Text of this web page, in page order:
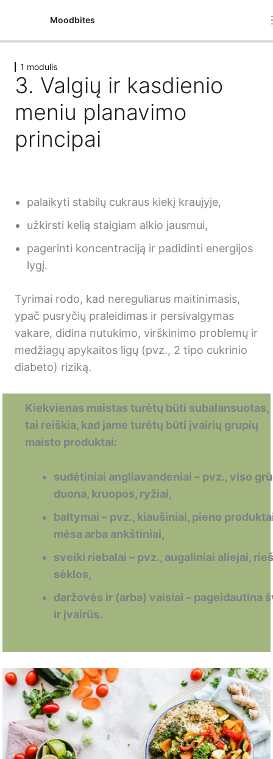
Moodbites
1 modulis
1. Racionalios mitybos principai ir mitybos poveikis žmogaus
sveikatai
2. Praktinės mitybos rekomendacijos suaugusiems
2 modulis
5 lessons
3 modulis
4 lessons
4 modulis
5 modulis
2 lessons
1 modulis
3. Valgių ir kasdienio
meniu planavimo
principai
palaikyti stabilų cukraus kiekį kraujyje,
užkirsti kelią staigiam alkio jausmui,
pagerinti koncentraciją ir padidinti energijos
lygį.
Tyrimai rodo, kad nereguliarus maitinimasis,
ypač pusryčių praleidimas ir persivalgymas
vakare, didina nutukimo, virškinimo problemų ir
medžiagų apykaitos ligų (pvz., 2 tipo cukrinio
diabeto) riziką.
Kiekvienas maistas turėtų būti subalansuotas,
tai reiškia, kad jame turėtų būti įvairių grupių
maisto produktai:
sudėtiniai angliavandeniai – pvz., viso
duona, kruopos, ryžiai,
baltymai – pvz., kiaušiniai, pieno
mėsa arba ankštiniai,
sveiki riebalai – pvz., augaliniai aliejai,
sėklos,
daržovės ir (arba) vaisiai – pageidautina
ir įvairūs.